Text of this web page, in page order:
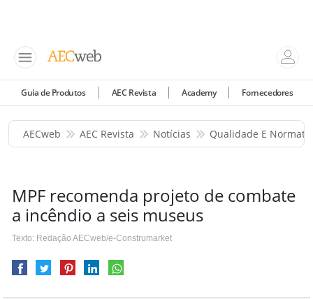
Guia de Produtos AEC Revista Academy Fornecedores
AECweb AEC Revista Notícias Qualidade E
MPF recomenda projeto de combate
a incêndio a seis museus
Texto: Redação AECweb/e-Construmarket